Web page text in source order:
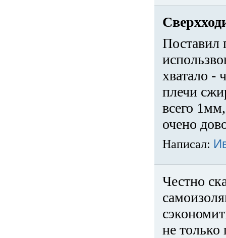
Поставил
хватало -
плечи
всего
очено
Написал:
Честно
не только